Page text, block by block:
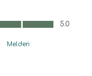
5.0
Melden